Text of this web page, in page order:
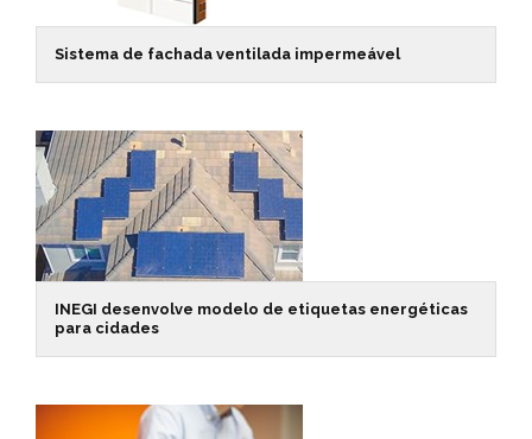
Sistema de fachada ventilada impermeável
INEGI desenvolve modelo de etiquetas energéticas
para cidades